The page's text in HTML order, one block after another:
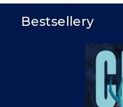
Bestsellery